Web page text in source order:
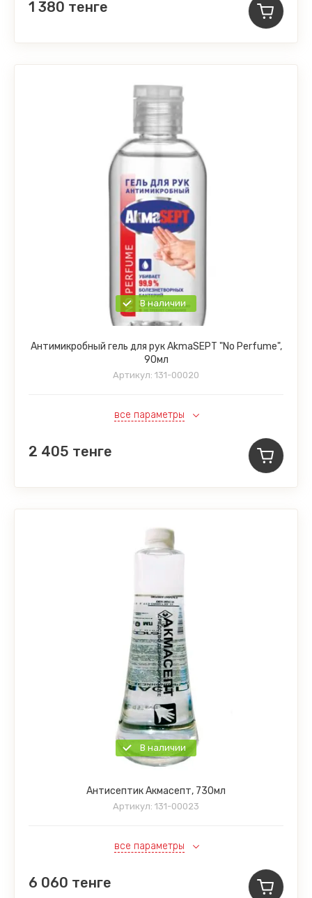
1 380 тенге
В наличии
Антимикробный гель для рук AkmaSEPT "No Perfume",
90мл
Артикул: 131-00020
все параметры
2 405 тенге
В наличии
Антисептик Акмасепт, 730мл
Артикул: 131-00023
все параметры
6 060 тенге